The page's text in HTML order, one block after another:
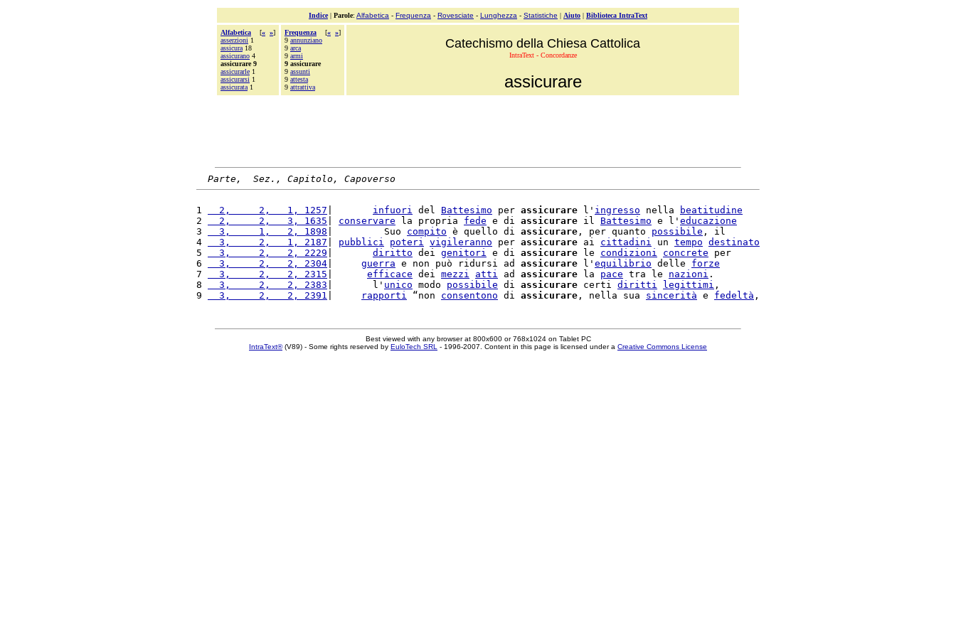
Indice| Parole: Alfabetica - Frequenza - Rovesciate - Lunghezza - Statistiche | Aiuto | Biblioteca IntraText
Alfabetica [« »]
asserzioni 1
assicura 18
assicurano 4
assicurare 9
assicurarle 1
assicurarsi 1
assicurata 1
Frequenza [« »]
9 annunziano
9 arca
9 armi
9 assicurare
9 assunti
9 attesta
9 attrattiva
Catechismo della Chiesa Cattolica
IntraText - Concordanze
assicurare
Parte,  Sez., Capitolo, Capoverso
1
  2,     2,   1, 1257
infuori del Battesimo per assicurare l' ingresso nella
beatitudine
2
  2,     2,   3, 1635
conservare la propria fede e di assicurare il Battesimo e l' educazione
3
  3,     1,   2, 1898
|         Suo compito è quello di assicurare , per quanto possibile , il
4
  3,     2,   1, 2187
pubblici poteri vigileranno per assicurare ai cittadini un tempo destinato
5
  3,     2,   2, 2229
diritto dei genitori e di assicurare le condizioni concrete per
6
  3,     2,   2, 2304
guerra e non può ridursi ad assicurare l' equilibrio delle forze
7
  3,     2,   2, 2315
efficace dei mezzi atti ad assicurare la pace tra le nazioni .
8
  3,     2,   2, 2383
|       l' unico modo possibile di assicurare certi diritti legittimi ,
9
  3,     2,   2, 2391
rapporti “non consentono di assicurare , nella sua sincerità e fedeltà
Best viewed with any browser at 800x600 or 768x1024 on Tablet PC
IntraText®(V89) - Some rights reserved by EuloTech SRL - 1996-2007. Content in this page is licensed under a Creative Commons License